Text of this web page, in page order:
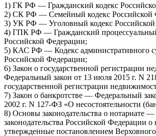
1) ГК РФ — Гражданский кодекс
2) СК РФ — Семейный кодекс Российской
3) УК РФ — Уголовный кодекс
4) ГПК РФ — Гражданский
Российской Федерации;
5) КАС РФ — Кодекс административного
Российской Федерации;
6) Закон о государственной регистрации
Федеральный закон от 13 июля 2015 г. N
государственной регистрации
7) Закон о банкротстве — Федеральный
2002 г. N 127-ФЗ «О несостоятельности
8) Основы законодательства о нотариате
законодательства Российской Федерации о
утвержденные постановлением